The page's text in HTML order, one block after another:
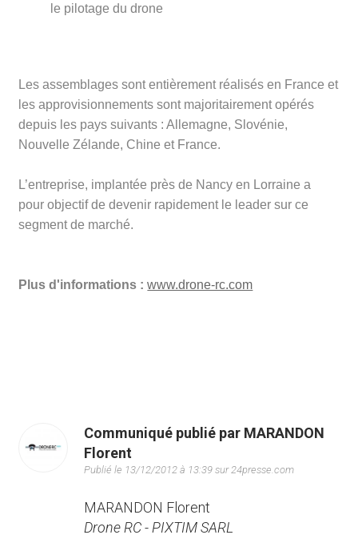
le pilotage du drone
Les assemblages sont entièrement réalisés en France et
les approvisionnements sont majoritairement opérés
depuis les pays suivants : Allemagne, Slovénie,
Nouvelle Zélande, Chine et France.
L’entreprise, implantée près de Nancy en Lorraine a
pour objectif de devenir rapidement le leader sur ce
segment de marché.
Plus d'informations : www.drone-rc.com
Communiqué publié par MARANDON
Florent
Publié le 13/12/2012 à 13:39 sur 24presse.com
MARANDON Florent
Drone RC - PIXTIM SARL